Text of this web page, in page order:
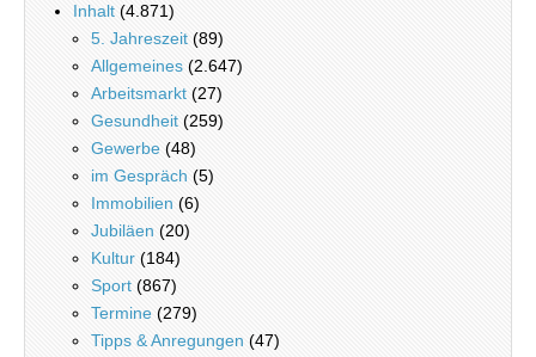
Inhalt (4.871)
5. Jahreszeit (89)
Allgemeines (2.647)
Arbeitsmarkt (27)
Gesundheit (259)
Gewerbe (48)
im Gespräch (5)
Immobilien (6)
Jubiläen (20)
Kultur (184)
Sport (867)
Termine (279)
Tipps & Anregungen (47)